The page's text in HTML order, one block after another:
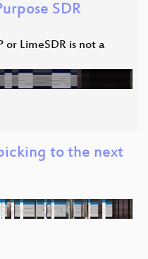
SDR
or LimeSDR is not a
to the next